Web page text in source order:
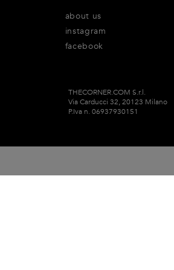
about us
instagram
facebook
THECORNER.COM S.r.l.
Via Carducci 32, 20123 Milano
P.Iva n. 06937930151